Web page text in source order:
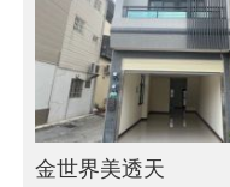
金世界美透天